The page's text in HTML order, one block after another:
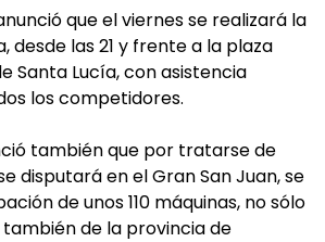
que el viernes se realizará la
desde las 21 y frente a la plaza
Santa Lucía, con asistencia
los competidores.
también que por tratarse de
disputará en el Gran San Juan, se
de unos 110 máquinas, no sólo
también de la provincia de